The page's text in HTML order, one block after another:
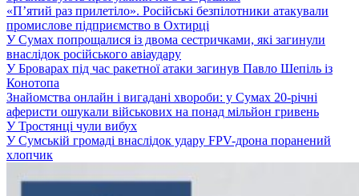
«П’ятий раз прилетіло». Російські безпілотники атакували
промислове підприємство в Охтирці
У Сумах попрощалися із двома сестричками, які загинули
внаслідок російського авіаудару
У Броварах під час ракетної атаки загинув Павло Шепіль із
Конотопа
Знайомства онлайн і вигадані хвороби: у Сумах 20-річні
аферисти ошукали військових на понад мільйон гривень
У Тростянці чули вибух
У Сумській громаді внаслідок удару FPV-дрона поранений
хлопчик